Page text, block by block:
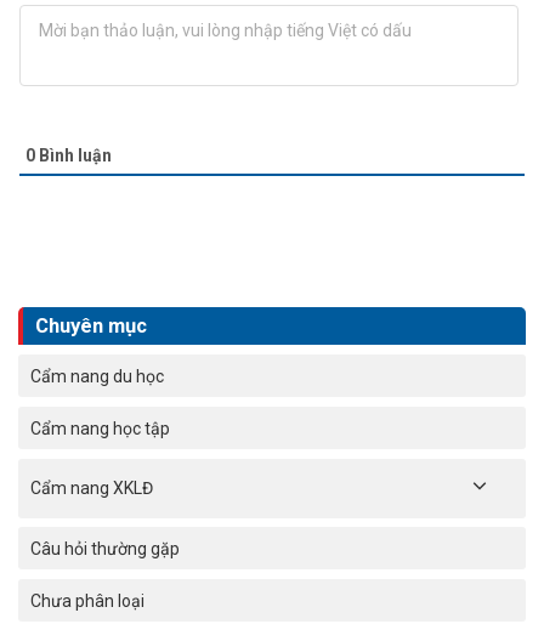
Chuyên mục
Cẩm nang du học
Cẩm nang học tập
Cẩm nang XKLĐ
Câu hỏi thường gặp
Chưa phân loại
0 Bình luận